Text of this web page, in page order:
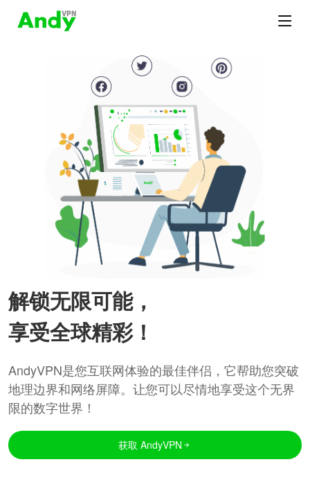
解锁无限可能，
享受全球精彩！
AndyVPN是您互联网体验的最佳伴侣，它帮助您突破
地理边界和网络屏障。让您可以尽情地享受这个无界
限的数字世界！
获取 AndyVPN